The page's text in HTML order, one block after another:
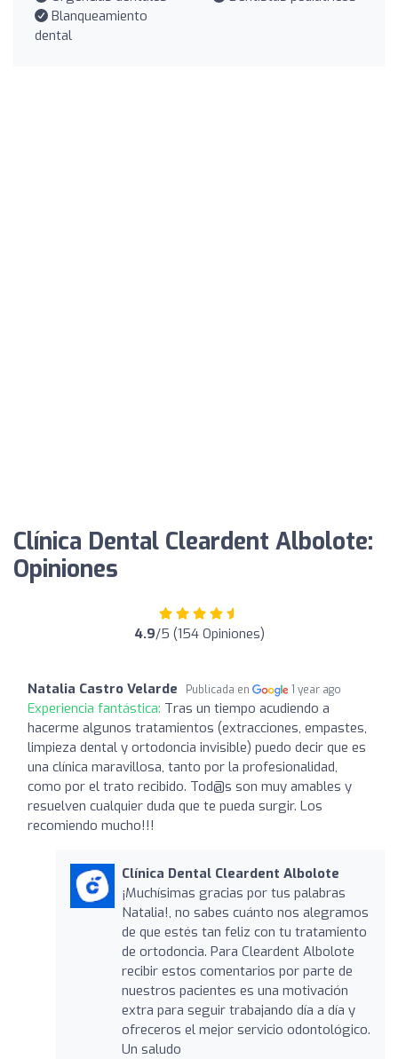
Blanqueamiento
dental
Clínica Dental Cleardent Albolote:
Opiniones
4.9/5 (154 Opiniones)
Natalia Castro Velarde Publicada en 1 year ago
Experiencia fantástica: Tras un tiempo acudiendo a
hacerme algunos tratamientos (extracciones, empastes,
limpieza dental y ortodoncia invisible) puedo decir que es
una clínica maravillosa, tanto por la profesionalidad,
como por el trato recibido. Tod@s son muy amables y
resuelven cualquier duda que te pueda surgir. Los
recomiendo mucho!!!
Clínica Dental Cleardent Albolote
¡Muchísimas gracias por tus palabras
Natalia!, no sabes cuánto nos alegramos
de que estés tan feliz con tu tratamiento
de ortodoncia. Para Cleardent Albolote
recibir estos comentarios por parte de
nuestros pacientes es una motivación
extra para seguir trabajando día a día y
ofreceros el mejor servicio odontológico.
Un saludo